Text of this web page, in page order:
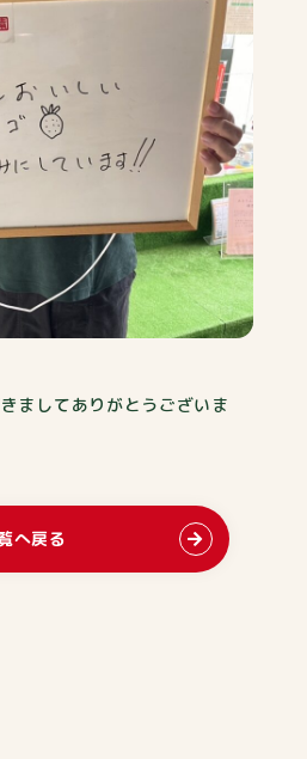
ましてありがとうございま
へ戻る